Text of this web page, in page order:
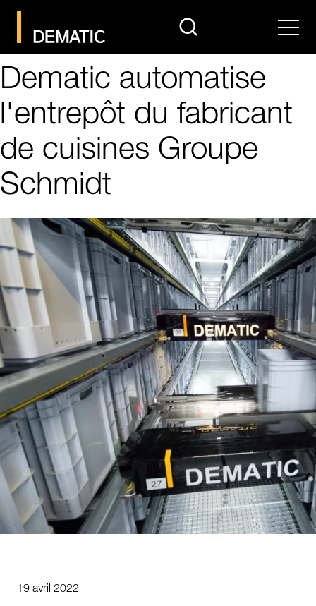
search Menu
Dematic automatise
l'entrepôt du fabricant
de cuisines Groupe
Schmidt
19 avril 2022